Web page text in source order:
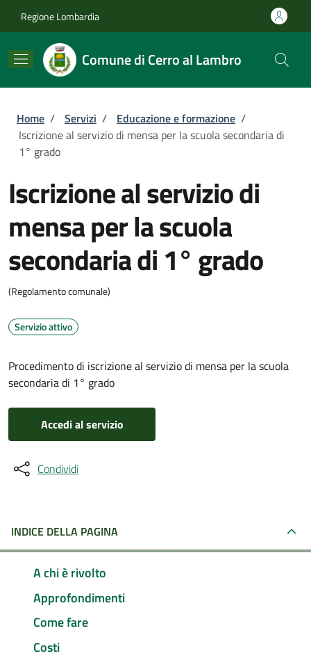
Regione Lombardia
Comune di Cerro al Lambro
Briciole di pane
Home / Servizi / Educazione e formazione /
Iscrizione al servizio di mensa per la scuola secondaria di
1° grado
Iscrizione al servizio di
mensa per la scuola
secondaria di 1° grado
(Regolamento comunale)
Servizio attivo
Procedimento di iscrizione al servizio di mensa per la scuola
secondaria di 1° grado
Accedi al servizio
Condividi
INDICE DELLA PAGINA
A chi è rivolto
Approfondimenti
Come fare
Costi